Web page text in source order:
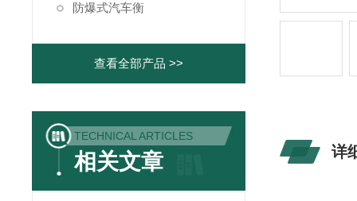
防爆式汽车衡
查看全部产品 >>
TECHNICAL ARTICLES
相关文章 详